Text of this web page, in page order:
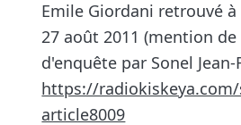
Emile Giordani retrouvé
27 août 2011 (mention
d'enquête par Sonel Jean-
https://
article8009